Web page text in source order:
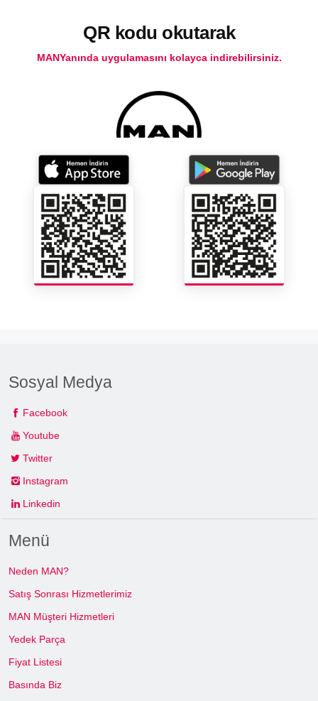
QR kodu okutarak
MANYanında uygulamasını kolayca indirebilirsiniz.
Sosyal Medya
Facebook
Youtube
Twitter
Instagram
Linkedin
Menü
Neden MAN?
Satış Sonrası Hizmetlerimiz
MAN Müşteri Hizmetleri
Yedek Parça
Fiyat Listesi
Basında Biz